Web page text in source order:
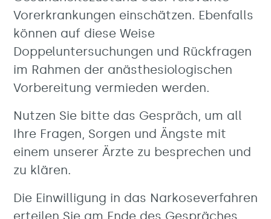
Vorerkrankungen einschätzen. Ebenfalls
können auf diese Weise
Doppeluntersuchungen und Rückfragen
im Rahmen der anästhesiologischen
Vorbereitung vermieden werden.
Nutzen Sie bitte das Gespräch, um all
Ihre Fragen, Sorgen und Ängste mit
einem unserer Ärzte zu besprechen und
zu klären.
Die Einwilligung in das Narkoseverfahren
erteilen Sie am Ende des Gespräches